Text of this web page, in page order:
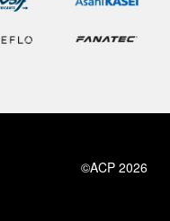
©ACP 2026